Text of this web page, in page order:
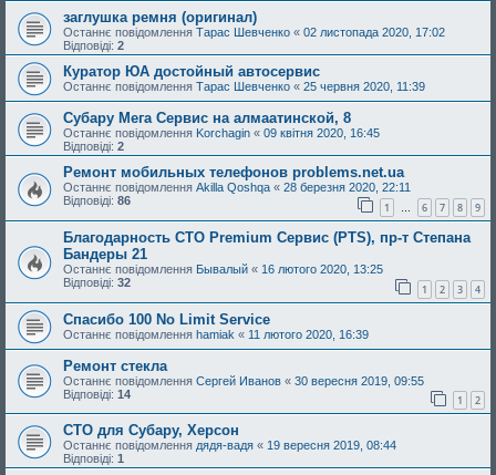
заглушка ремня (оригинал)
Останнє повідомлення Тарас Шевченко « 02 листопада 2020, 17:02
Відповіді: 2
Куратор ЮА достойный автосервис
Останнє повідомлення Тарас Шевченко « 25 червня 2020, 11:39
Субару Мега Сервис на алмаатинской, 8
Останнє повідомлення Korchagin « 09 квітня 2020, 16:45
Відповіді: 2
Ремонт мобильных телефонов problems.net.ua
Останнє повідомлення Akilla Qoshqa « 28 березня 2020, 22:11
Відповіді: 86 1 … 6 7 8 9
Благодарность СТО Premium Сервис (PTS), пр-т Степана
Бандеры 21
Останнє повідомлення Бывалый « 16 лютого 2020, 13:25
Відповіді: 32 1 2 3 4
Спасибо 100 No Limit Service
Останнє повідомлення hamiak « 11 лютого 2020, 16:39
Ремонт стекла
Останнє повідомлення Сергей Иванов « 30 вересня 2019, 09:55
Відповіді: 14 1 2
СТО для Субару, Херсон
Останнє повідомлення дядя-вадя « 19 вересня 2019, 08:44
Відповіді: 1